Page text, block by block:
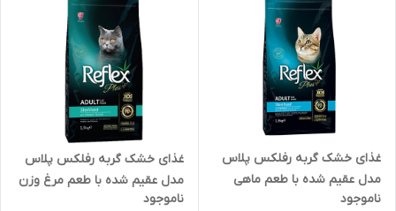
غذای خشک گربه رفلکس پلاس
مدل عقیم شده با طعم ماهی
سالمون وزن 1.5 کیلوگرم
ناموجود
غذای خشک گربه رفلکس پلاس
مدل عقیم شده با طعم مرغ وزن
1.5 کیلوگرم
ناموجود